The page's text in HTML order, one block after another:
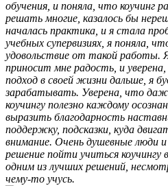
обучения, и поняла, что коучинг
решать многие, казалось бы
началась практика, и я стала
учебных супервизиях, я поняла,
удовольствие от такой работы.
приносит мне радость, и
подход в своей жизни дальше, я
зарабатывать. Уверена, что
коучингу полезно каждому
выразить благодарность
поддержку, подсказки, куда
внимание. Очень душевные люди
решение пойти учиться коучингу
одним из лучших решений,
чему-то учусь.